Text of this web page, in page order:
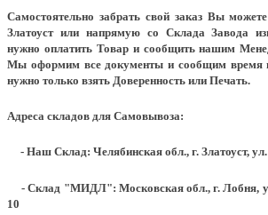
Самостоятельно забрать свой заказ Вы
Златоуст или напрямую со Склада Завода
нужно оплатить Товар и сообщить нашим
Мы оформим все документы и сообщим время
нужно только взять Доверенность или Печать.
Адреса складов для Самовывоза:
- Наш Склад: Челябинская обл., г. Златоуст,
- Склад "МИДЛ": Московская обл., г. Лобня,
10